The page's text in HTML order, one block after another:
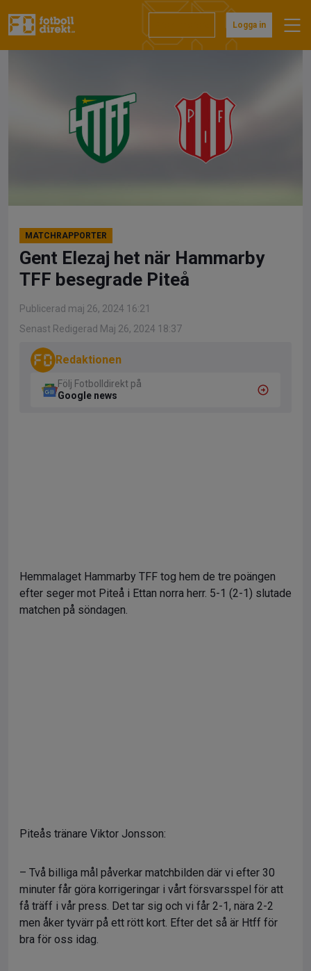
till
Logga in
MATCHRAPPORTER
Gent Elezaj het när Hammarby
TFF besegrade Piteå
Publicerad maj 26, 2024 16:21
Senast Redigerad Maj 26, 2024 18:37
Redaktionen
Följ Fotbolldirekt på
Google news
Hemmalaget Hammarby TFF tog hem de tre poängen
efter seger mot Piteå i Ettan norra herr. 5-1 (2-1) slutade
matchen på söndagen.
Piteås tränare Viktor Jonsson:
– Två billiga mål påverkar matchbilden där vi efter 30
minuter får göra korrigeringar i vårt försvarsspel för att
få träff i vår press. Det tar sig och vi får 2-1, nära 2-2
men åker tyvärr på ett rött kort. Efter det så är Htff för
bra för oss idag.